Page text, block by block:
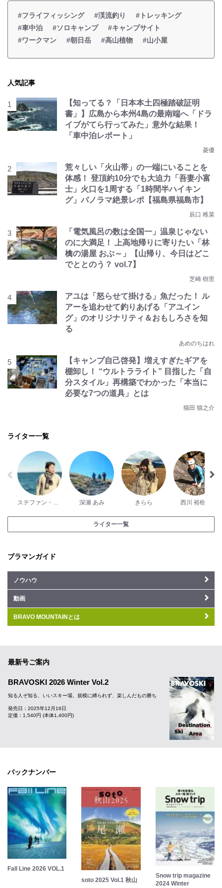
#フライフィッシング #渓流釣り
#トレッキング
#車中泊
#ソロキャンプ
#キャンプサイト
#ワークマン
#朝日岳 #高山植物 #山小屋
人気記事
【知ってる？「日本本土四極踏破証明
書」】広島から本州4島の最南端へ「ドラ
イブがてら行ってみた」意外な結果！
「車中泊レポート」
菱優
荒々しい「火山帯」の一端にいることを
体感！ 登頂約10分でも大迫力「吾妻小富
士」火口を1周する「1時間半ハイキン
グ」パノラマ絶景レポ【福島県福島市】
辰口 稚菜
「電気風呂の数は全国一」温泉じゃない
のに大満足！ 上高地帰りに寄りたい「林
檎の湯屋 おぶ～」【山帰り、今日はどこ
でととのう？ vol.7】
芝崎 樹里
アユは「怒らせて掛ける」魚だった！ ル
アーを追わせて釣りあげる「アユイン
グ」のオリジナリティ＆おもしろさを知
る
あめのちはれ
【キャンプ自己啓発】増えすぎたギアを
棚卸し！ “ウルトラライト” 目指した「自
分スタイル」再構築でわかった「本当に
必要な7つの道具」とは
猫田 猫之介
ライター一覧
ステファン・ダントン 深瀬 あみ きらら 西川 裕樹子
ライター一覧
ブラマンガイド
ノウハウ
動画
BRAVO MOUNTAINとは
最新号ご案内
BRAVOSKI 2026 Winter Vol.2
知る人ぞ知る、いいスキー場。規模に縛られず、楽しんだもの勝ち
発売日：2025年12月16日
定価：1,540円 (本体1,400円)
バックナンバー
Fall Line 2026 VOL.1
soto 2025 Vol.1 秋山
Snow trip magazine
2024 Winter